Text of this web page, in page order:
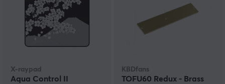
X-raypad
Aqua Control II
KBDfans
TOFU60 Redux - Brass